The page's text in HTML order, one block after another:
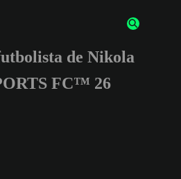
de 3 caracteres o números
de Nikola
FC™ 26